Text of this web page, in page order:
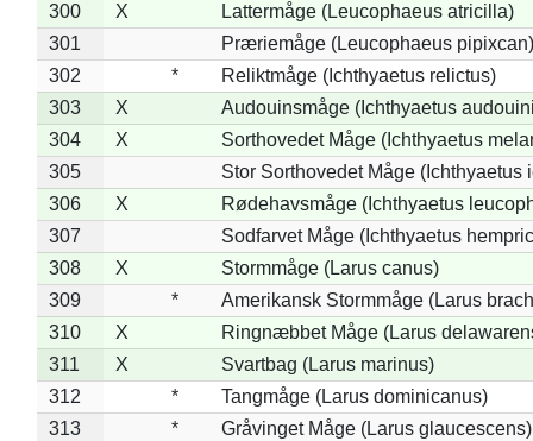
300
X
Lattermåge (Leucophaeus atricilla)
301
Præriemåge (Leucophaeus pipixcan)
302
*
Reliktmåge (Ichthyaetus relictus)
303
X
Audouinsmåge (Ichthyaetus
304
X
Sorthovedet Måge (Ichthyaetus
305
Stor Sorthovedet Måge (Ichthyaetus
306
X
Rødehavsmåge (Ichthyaetus
307
Sodfarvet Måge (Ichthyaetus
308
X
Stormmåge (Larus canus)
309
*
Amerikansk Stormmåge (Larus
310
X
Ringnæbbet Måge (Larus
311
X
Svartbag (Larus marinus)
312
*
Tangmåge (Larus dominicanus)
313
*
Gråvinget Måge (Larus glaucescens)